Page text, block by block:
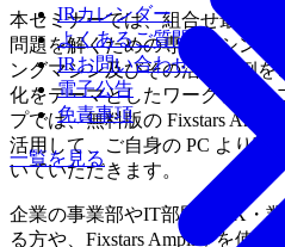
IRカレンダー
よくあるご質問
IRお問い合わせ
電子公告
免責事項
一覧を見る
本セミナーでは、組合せ最適
問題を解くための専用マシン
ングマシン及びその活用事例
化をテーマとしたワークショッ
プでは、無料版の Fixstars
活用して、ご自身の PC より実
いていただきます。
企業の事業部やIT部門でDX・
る方や、Fixstars Amplify を使